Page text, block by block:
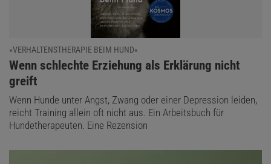
»VERHALTENSTHERAPIE BEIM HUND«
:
Wenn schlechte Erziehung als Erklärung nicht
greift
Wenn Hunde unter Angst, Zwang oder einer Depression leiden,
reicht Training allein oft nicht aus. Ein Arbeitsbuch für
Hundetherapeuten. Eine Rezension